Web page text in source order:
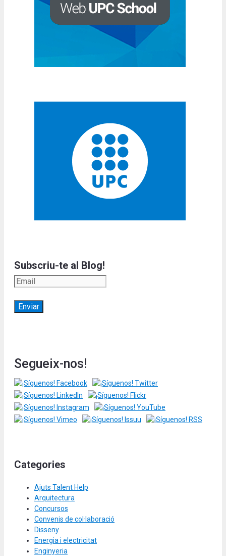
Subscriu-te al Blog!
Segueix-nos!
Categories
Ajuts Talent Help
Arquitectura
Concursos
Convenis de col·laboració
Disseny
Energia i electricitat
Enginyeria